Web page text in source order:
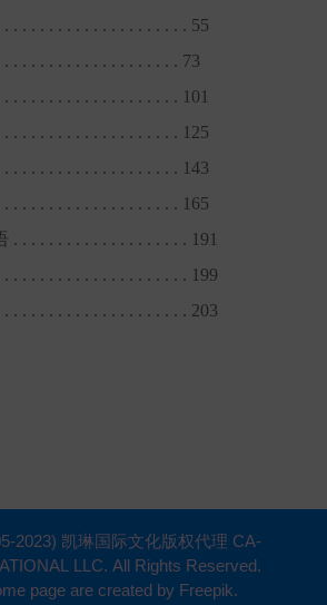
. . . . . . . . . . . . . . . . . . . . 55
. . . . . . . . . . . . . . . . . . . 73
. . . . . . . . . . . . . . . . . . . 101
. . . . . . . . . . . . . . . . . . . 125
. . . . . . . . . . . . . . . . . . . 143
. . . . . . . . . . . . . . . . . . . 165
. . . . . . . . . . . . . . . . . . . 191
. . . . . . . . . . . . . . . . . . . . 199
. . . . . . . . . . . . . . . . . . . . 203
2023) 凯琳国际文化版权代理 CA-
LLC. All Rights Reserved.
page are created by Freepik.